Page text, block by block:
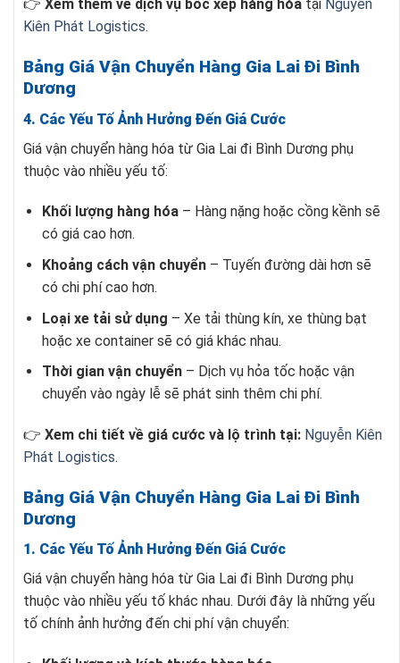
👉 Xem thêm về dịch vụ bốc xếp hàng hóa tại Nguyễn
Kiên Phát Logistics.
Bảng Giá Vận Chuyển Hàng Gia Lai Đi Bình
Dương
4. Các Yếu Tố Ảnh Hưởng Đến Giá Cước
Giá vận chuyển hàng hóa từ Gia Lai đi Bình Dương phụ
thuộc vào nhiều yếu tố:
Khối lượng hàng hóa– Hàng nặng hoặc cồng kềnh sẽ
có giá cao hơn.
Khoảng cách vận chuyển– Tuyến đường dài hơn sẽ
có chi phí cao hơn.
Loại xe tải sử dụng – Xe tải thùng kín, xe thùng bạt
hoặc xe container sẽ có giá khác nhau.
Thời gian vận chuyển– Dịch vụ hỏa tốc hoặc vận
chuyển vào ngày lễ sẽ phát sinh thêm chi phí.
👉 Xem chi tiết về giá cước và lộ trình tại: Nguyễn Kiên
Phát Logistics.
Bảng Giá Vận Chuyển Hàng Gia Lai Đi Bình
Dương
1. Các Yếu Tố Ảnh Hưởng Đến Giá Cước
Giá vận chuyển hàng hóa từ Gia Lai đi Bình Dương phụ
thuộc vào nhiều yếu tố khác nhau. Dưới đây là những yếu
tố chính ảnh hưởng đến chi phí vận chuyển: